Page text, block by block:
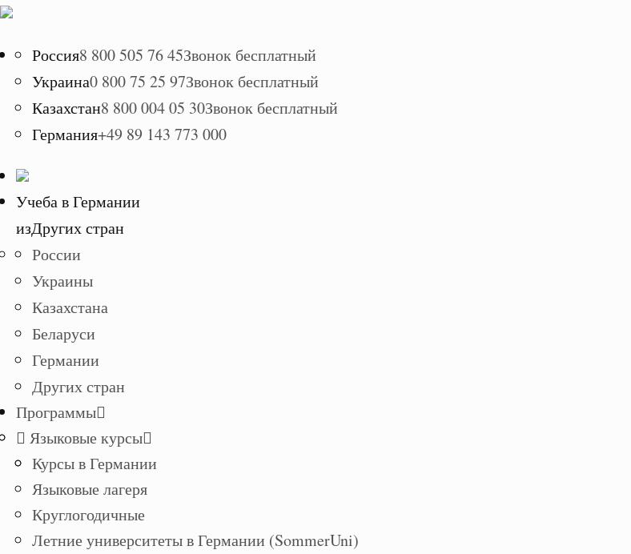
Россия8 800 505 76 45Звонок бесплатный
Украина0 800 75 25 97Звонок бесплатный
Казахстан8 800 004 05 30Звонок бесплатный
Германия+49 89 143 773 000
Учеба в Германии
изДругих стран
России
Украины
Казахстана
Беларуси
Германии
Других стран
Программы
Языковые курсы
Курсы в Германии
Языковые лагеря
Круглогодичные
Летние университеты в Германии (SommerUni)